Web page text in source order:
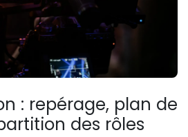
: repérage, plan de
des rôles